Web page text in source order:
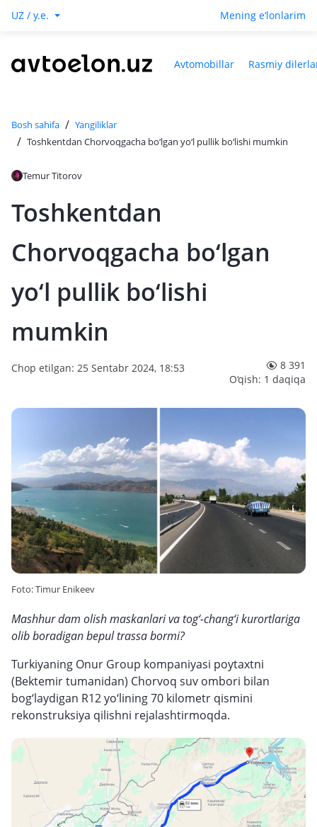
UZ / y.e. Mening e‘lonlarim
Avtomobillar Rasmiy
Bosh sahifa / Yangiliklar
/ Toshkentdan Chorvoqgacha bo‘lgan yo‘l pullik bo‘lishi mumkin
Temur Titorov
Toshkentdan
Chorvoqgacha bo‘lgan
yo‘l pullik bo‘lishi
mumkin
Chop etilgan: 25 Sentabr 2024, 18:53
8 391
O‘qish: 1 daqiqa
Foto: Timur Enikeev
Mashhur dam olish maskanlari va tog‘-chang‘i kurortlariga
olib boradigan bepul trassa bormi?
Turkiyaning Onur Group kompaniyasi poytaxtni
(Bektemir tumanidan) Chorvoq suv ombori bilan
bog‘laydigan R12 yo‘lining 70 kilometr qismini
rekonstruksiya qilishni rejalashtirmoqda.